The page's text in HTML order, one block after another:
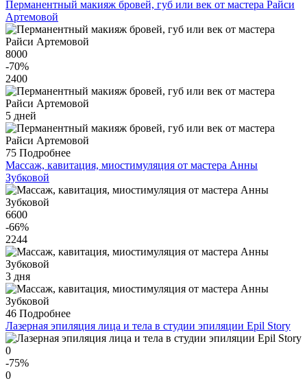
Перманентный макияж бровей, губ или век от мастера Райси
Артемовой
8000
-70%
2400
5 дней
75 Подробнее
Массаж, кавитация, миостимуляция от мастера Анны
Зубковой
6600
-66%
2244
3 дня
46 Подробнее
Лазерная эпиляция лица и тела в студии эпиляции Epil Story
0
-75%
0